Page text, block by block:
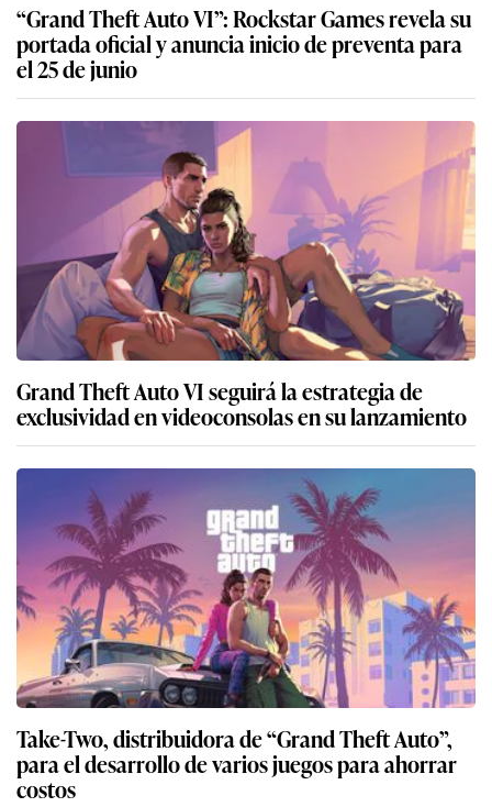
“Grand Theft Auto VI”: Rockstar Games revela su
portada oficial y anuncia inicio de preventa para
el 25 de junio
Grand Theft Auto VI seguirá la estrategia de
exclusividad en videoconsolas en su lanzamiento
Take-Two, distribuidora de “Grand Theft Auto”,
para el desarrollo de varios juegos para ahorrar
costos